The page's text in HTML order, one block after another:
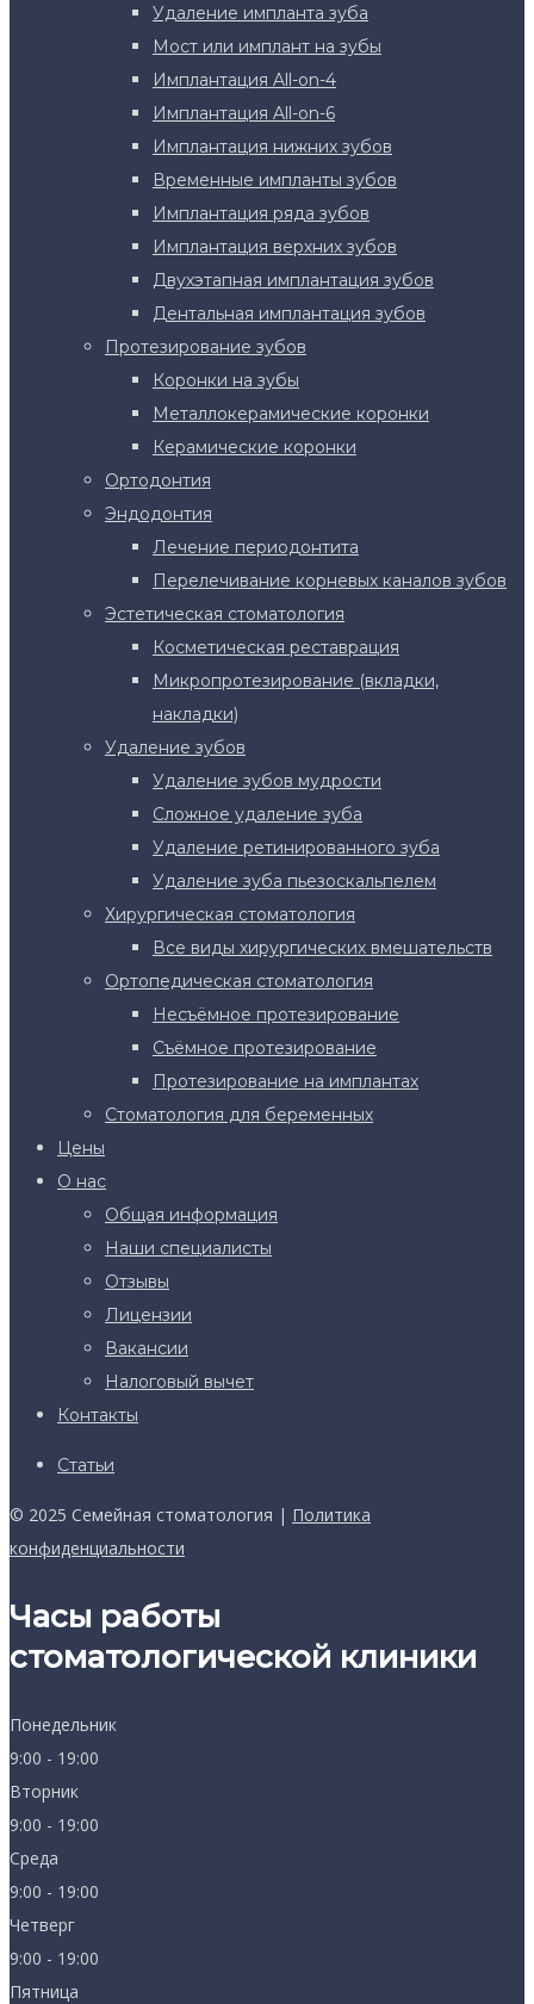
Удаление импланта зуба
Мост или имплант на зубы
Имплантация All-on-4
Имплантация All-on-6
Имплантация нижних зубов
Временные импланты зубов
Имплантация ряда зубов
Имплантация верхних зубов
Двухэтапная имплантация зубов
Дентальная имплантация зубов
Протезирование зубов
Коронки на зубы
Металлокерамические коронки
Керамические коронки
Ортодонтия
Эндодонтия
Лечение периодонтита
Перелечивание корневых каналов зубов
Эстетическая стоматология
Косметическая реставрация
Микропротезирование (вкладки,
накладки)
Удаление зубов
Удаление зубов мудрости
Сложное удаление зуба
Удаление ретинированного зуба
Удаление зуба пьезоскальпелем
Хирургическая стоматология
Все виды хирургических вмешательств
Ортопедическая стоматология
Несъёмное протезирование
Съёмное протезирование
Протезирование на имплантах
Стоматология для беременных
Цены
О нас
Общая информация
Наши специалисты
Отзывы
Лицензии
Вакансии
Налоговый вычет
Контакты
Статьи
© 2025 Семейная стоматология | Политика
конфиденциальности
Часы работы
стоматологической клиники
Понедельник
9:00 - 19:00
Вторник
9:00 - 19:00
Среда
9:00 - 19:00
Четверг
9:00 - 19:00
Пятница